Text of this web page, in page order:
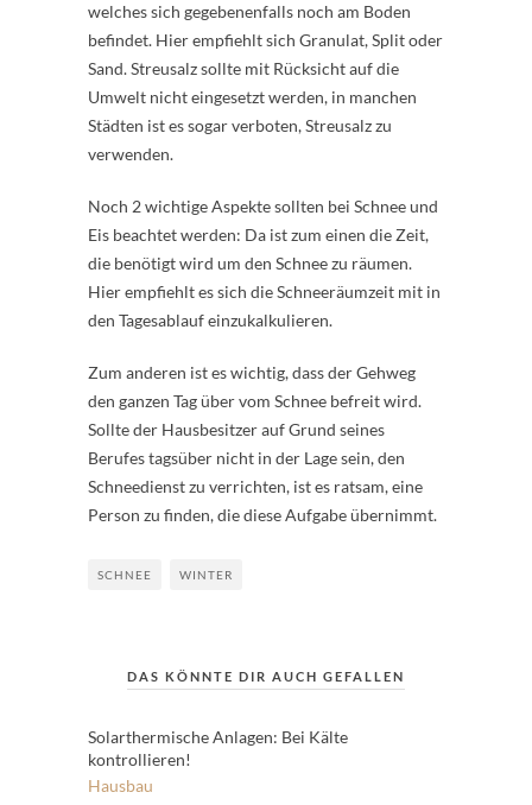
welches sich gegebenenfalls noch am Boden
befindet. Hier empfiehlt sich Granulat, Split oder
Sand. Streusalz sollte mit Rücksicht auf die
Umwelt nicht eingesetzt werden, in manchen
Städten ist es sogar verboten, Streusalz zu
verwenden.
Noch 2 wichtige Aspekte sollten bei Schnee und
Eis beachtet werden: Da ist zum einen die Zeit,
die benötigt wird um den Schnee zu räumen.
Hier empfiehlt es sich die Schneeräumzeit mit in
den Tagesablauf einzukalkulieren.
Zum anderen ist es wichtig, dass der Gehweg
den ganzen Tag über vom Schnee befreit wird.
Sollte der Hausbesitzer auf Grund seines
Berufes tagsüber nicht in der Lage sein, den
Schneedienst zu verrichten, ist es ratsam, eine
Person zu finden, die diese Aufgabe übernimmt.
SCHNEE WINTER
DAS KÖNNTE DIR AUCH GEFALLEN
Solarthermische Anlagen: Bei Kälte
kontrollieren!
Hausbau